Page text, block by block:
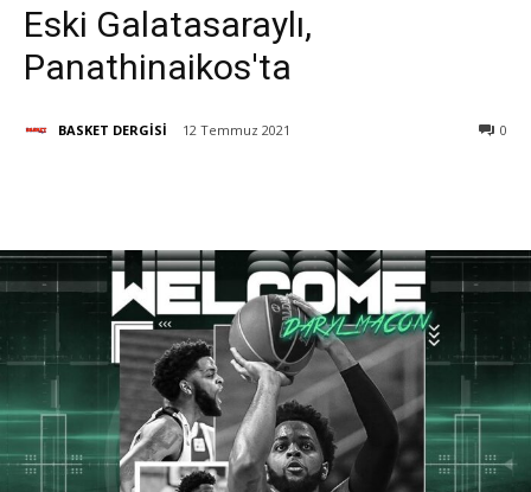
Eski Galatasaraylı,
Panathinaikos'ta
BASKET DERGİSİ 12 Temmuz 2021 0